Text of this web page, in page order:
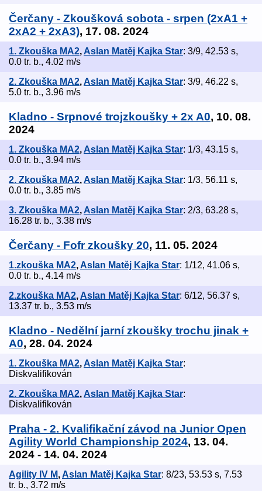
Čerčany - Zkoušková sobota - srpen (2xA1 +
2xA2 + 2xA3), 17. 08. 2024
1. Zkouška MA2, Aslan Matěj Kajka Star: 3/9, 42.53 s,
0.0 tr. b., 4.02 m/s
2. Zkouška MA2,Aslan Matěj Kajka Star: 3/9, 46.22 s,
5.0 tr. b., 3.96 m/s
Kladno - Srpnové trojzkoušky + 2x A0, 10. 08.
2024
1. Zkouška MA2, Aslan Matěj Kajka Star: 1/3, 43.15 s,
0.0 tr. b., 3.94 m/s
2. Zkouška MA2,Aslan Matěj Kajka Star: 1/3, 56.11 s,
0.0 tr. b., 3.85 m/s
3. Zkouška MA2, Aslan Matěj Kajka Star: 2/3, 63.28 s,
16.28 tr. b., 3.38 m/s
Čerčany - Fofr zkoušky 20, 11. 05. 2024
1.zkouška MA2,Aslan Matěj Kajka Star: 1/12, 41.06 s,
0.0 tr. b., 4.14 m/s
2.zkouška MA2, Aslan Matěj Kajka Star: 6/12, 56.37 s,
13.37 tr. b., 3.53 m/s
Kladno - Nedělní jarní zkoušky trochu jinak +
A0, 28. 04. 2024
1. Zkouška MA2,Aslan Matěj Kajka Star:
Diskvalifikován
2. Zkouška MA2, Aslan Matěj Kajka Star:
Diskvalifikován
Praha - 2. Kvalifikační závod na Junior Open
Agility World Championship 2024, 13. 04.
2024 - 14. 04. 2024
Agility IV M,Aslan Matěj Kajka Star: 8/23, 53.53 s, 7.53
tr. b., 3.72 m/s